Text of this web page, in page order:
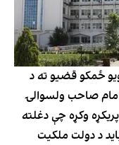
ځمکو قضیو ته د
صاحب ولسوالۍ
وکړه چې دغلته
او باید د دولت ملکیت